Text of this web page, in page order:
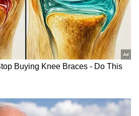
మూడో రోజూ షాక్..
బంగారం ధరలు |
మొదలైన భారీ
Rain Alert